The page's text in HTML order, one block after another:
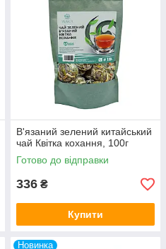
В'язаний зелений китайський
чай Квітка кохання, 100г
Готово до відправки
336 ₴
Купити
Новинка